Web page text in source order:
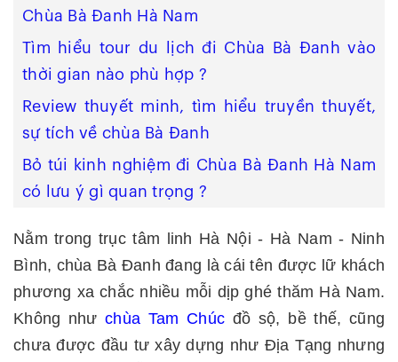
Chùa Bà Đanh Hà Nam
Tìm hiểu tour du lịch đi Chùa Bà Đanh vào
thời gian nào phù hợp ?
Review thuyết minh, tìm hiểu truyền thuyết,
sự tích về chùa Bà Đanh
Bỏ túi kinh nghiệm đi Chùa Bà Đanh Hà Nam
có lưu ý gì quan trọng ?
Nằm trong trục tâm linh Hà Nội - Hà Nam - Ninh
Bình, chùa Bà Đanh đang là cái tên được lữ khách
phương xa chắc nhiều mỗi dịp ghé thăm Hà Nam.
Không nhưchùa Tam Chúc đồ sộ, bề thế, cũng
chưa được đầu tư xây dựng như Địa Tạng nhưng